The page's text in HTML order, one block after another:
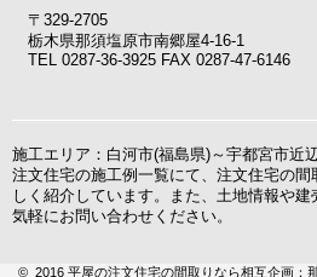
〒329-2705
栃木県那須塩原市南郷屋4-16-1
TEL 0287-36-3925 FAX 0287-47-6146
施工エリア：白河市(福島県)～宇都宮市近
注文住宅の施工例一覧にて、注文住宅の
しく紹介しています。また、土地情報や
気軽にお問い合わせください。
© 2016 平屋の注文住宅の間取りなら相互企画：